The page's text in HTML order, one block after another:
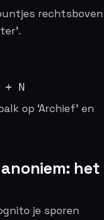
rechtsboven
N
op ‘Archief’ en
het
je sporen